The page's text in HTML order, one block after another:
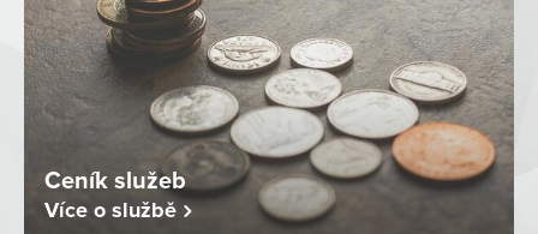
Ceník služeb
Více o službě